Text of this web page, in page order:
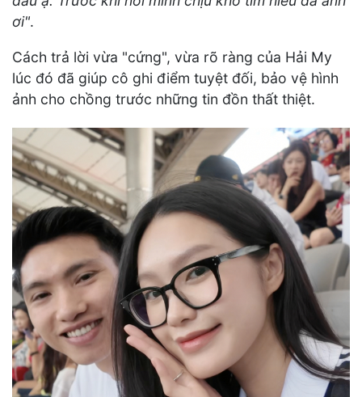
ơi".
Cách trả lời vừa "cứng", vừa rõ ràng của Hải My
lúc đó đã giúp cô ghi điểm tuyệt đối, bảo vệ hình
ảnh cho chồng trước những tin đồn thất thiệt.